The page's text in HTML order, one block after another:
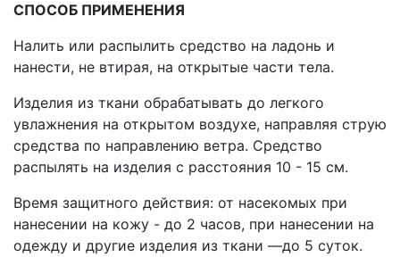
СПОСОБ ПРИМЕНЕНИЯ
Налить или распылить средство на ладонь и
нанести, не втирая, на открытые части тела.
Изделия из ткани обрабатывать до легкого
увлажнения на открытом воздухе, направляя струю
средства по направлению ветра. Средство
распылять на изделия с расстояния 10 - 15 см.
Время защитного действия: от насекомых при
нанесении на кожу - до 2 часов, при нанесении на
одежду и другие изделия из ткани —до 5 суток.